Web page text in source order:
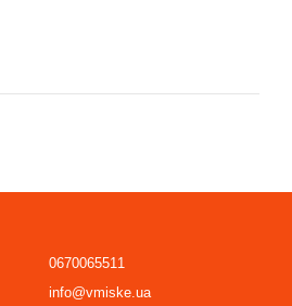
0670065511
info@vmiske.ua